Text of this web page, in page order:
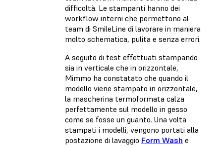
difficoltà. Le stampanti hanno dei
workflow interni che permettono al
team di SmileLine di lavorare in maniera
molto schematica, pulita e senza errori.
A seguito di test effettuati stampando
sia in verticale che in orizzontale,
Mimmo ha constatato che quando il
modello viene stampato in orizzontale,
la mascherina termoformata calza
perfettamente sul modello in gesso
come se fosse un guanto. Una volta
stampati i modelli, vengono portati alla
postazione di lavaggio Form Wash e